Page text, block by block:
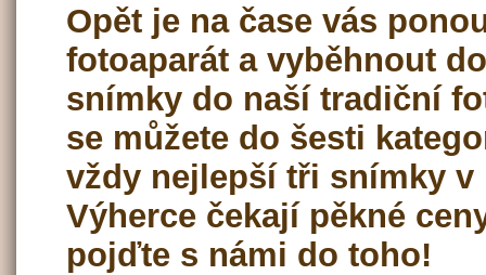
Opět je na čase vás
fotoaparát a vyběhnout
snímky do naší tradiční
se můžete do šesti
vždy nejlepší tři snímky v
Výherce čekají pěkné
pojďte s námi do toho!